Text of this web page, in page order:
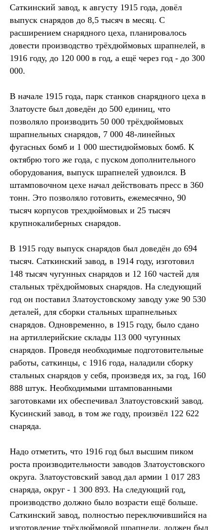
Саткинский завод, к августу 1915 года, довёл
выпуск снарядов до 8,5 тысяч в месяц. С
расширением снарядного цеха, планировалось
довести производство трёхдюймовых шрапнелей, в
1916 году, до 120 000 в год, а ещё через год - до 300
000.
В начале 1915 года, парк станков снарядного цеха в
Златоусте был доведён до 500 единиц, что
позволяло производить 50 000 трёхдюймовых
шрапнельных снарядов, 7 000 48-линейных
фугасных бомб и 1 000 шестидюймовых бомб. К
октябрю того же года, с пуском дополнительного
оборудования, выпуск шрапнелей удвоился. В
штамповочном цехе начал действовать пресс в 360
тонн. Это позволяло готовить, ежемесячно, 90
тысяч корпусов трехдюймовых и 25 тысяч
крупнокалиберных снарядов.
В 1915 году выпуск снарядов был доведён до 694
тысяч. Саткинский завод, в 1914 году, изготовил
148 тысяч чугунных снарядов и 12 160 частей для
стальных трёхдюймовых снарядов. На следующий
год он поставил Златоустовскому заводу уже 90 530
деталей, для сборки стальных шрапнельных
снарядов. Одновременно, в 1915 году, было сдано
на артиллерийские склады 113 000 чугунных
снарядов. Проведя необходимые подготовительные
работы, саткинцы, с 1916 года, наладили сборку
стальных снарядов у себя, произведя их, за год, 160
888 штук. Необходимыми штампованными
заготовками их обеспечивал Златоустовский завод.
Кусинский завод, в том же году, произвёл 122 622
снаряда.
Надо отметить, что 1916 год был высшим пиком
роста производительности заводов Златоустовского
округа. Златоустовский завод дал армии 1 017 283
снаряда, округ - 1 300 893. На следующий год,
производство должно было возрасти ещё больше.
Саткинский завод, полностью переключившийся на
изготовление трёхдюймовой шрапнели, должен был